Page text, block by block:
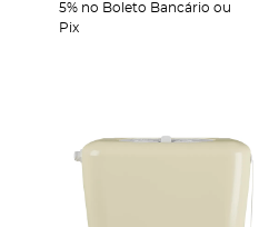
5% no Boleto Bancário ou
Pix